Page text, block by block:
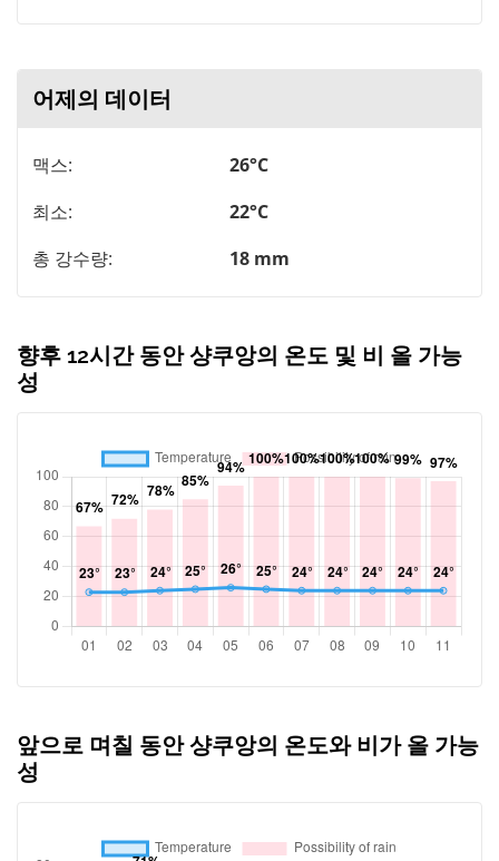
어제의 데이터
맥스:
26°C
최소:
22°C
총 강수량:
18 mm
향후 12시간 동안 샹쿠앙의 온도 및 비 올 가능
성
앞으로 며칠 동안 샹쿠앙의 온도와 비가 올 가능
성